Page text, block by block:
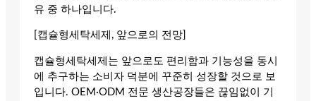
유 중 하나입니다.
[캡슐형세탁세제, 앞으로의 전망]
캡슐형세탁세제는 앞으로도 편리함과 기능성을 동시
에 추구하는 소비자 덕분에 꾸준히 성장할 것으로 보
입니다. OEM·ODM 전문 생산공장들은 끊임없이 기